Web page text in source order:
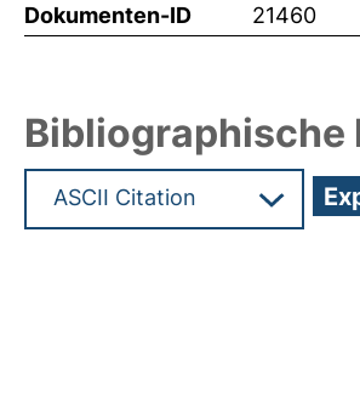
Dokumenten-ID 21460
Bibliographische